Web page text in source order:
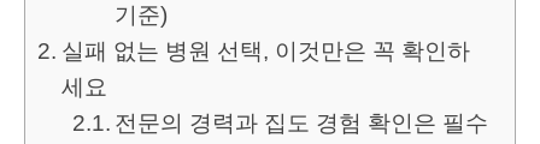
기준)
실패 없는 병원 선택, 이것만은 꼭 확인하
세요
전문의 경력과 집도 경험 확인은 필수